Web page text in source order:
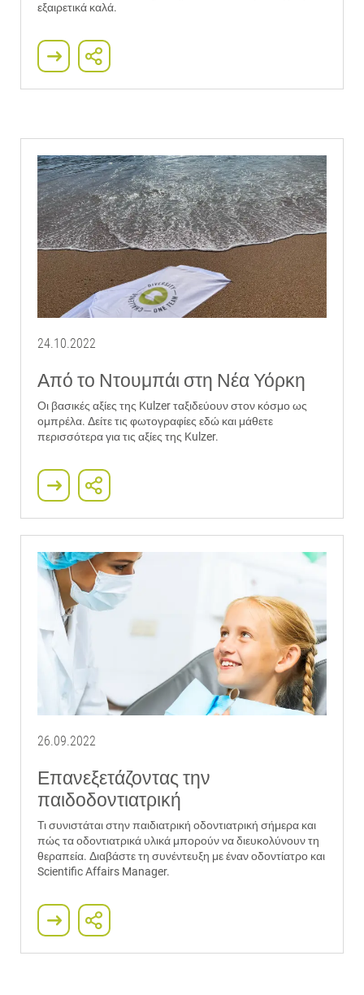
εξαιρετικά καλά.
24.10.2022
Από το Ντουμπάι στη Νέα Υόρκη
Οι βασικές αξίες της Kulzer ταξιδεύουν στον κόσμο ως
ομπρέλα. Δείτε τις φωτογραφίες εδώ και μάθετε
περισσότερα για τις αξίες της Kulzer.
26.09.2022
Επανεξετάζοντας την
παιδοδοντιατρική
Τι συνιστάται στην παιδιατρική οδοντιατρική σήμερα και
πώς τα οδοντιατρικά υλικά μπορούν να διευκολύνουν τη
θεραπεία. Διαβάστε τη συνέντευξη με έναν οδοντίατρο και
Scientific Affairs Manager.